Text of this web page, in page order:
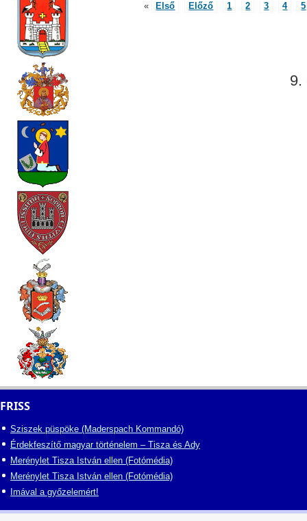
« Első Előző 1 2 3 4 5
9.
FRISS
Sziszek püspöke (Maderspach Kommandó)
Érdekfeszítő magyar történelem – Tisza és Ady
Merénylet Tisza István ellen (Fotómédia)
Merénylet Tisza István ellen (Fotómédia)
Imával a győzelemért!